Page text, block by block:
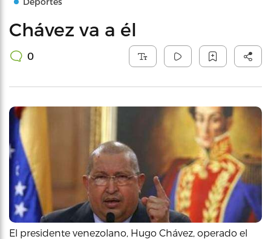
Chávez va a él
0
El presidente venezolano, Hugo Chávez, operado el